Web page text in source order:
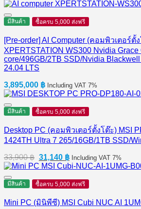
มีสินค้า ซื้อครบ 5,000 ส่งฟรี
[Pre-order] AI Computer (คอมพิวเตอร์ตั้ง
XPERTSTATION WS300 Nvidia
core/496GB/2TB SSD/Nvidia
24.04 LTS
3,895,000 ฿ Including VAT 7%
มีสินค้า ซื้อครบ 5,000 ส่งฟรี
Desktop PC (คอมพิวเตอร์ตั้งโต๊ะ) MSI
1424TH Ultra 7 265/16GB/1TB SSD/
33,900฿ Original
price
33,900 ฿.
31,140 ฿Current
price
31,140 ฿.
Including VAT 7%
มีสินค้า ซื้อครบ 5,000 ส่งฟรี
Mini PC (มินิพีซี) MSI Cubi NUC AI